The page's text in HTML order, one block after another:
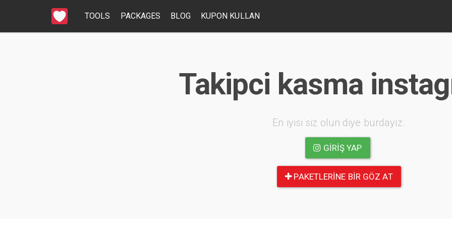
TOOLS PACKAGES BLOG KUPON KULLAN
Takipci kasma
En iyisi siz olun diye burdayız.
GIRIŞ YAP
PAKETLERINE BIR GÖZ AT